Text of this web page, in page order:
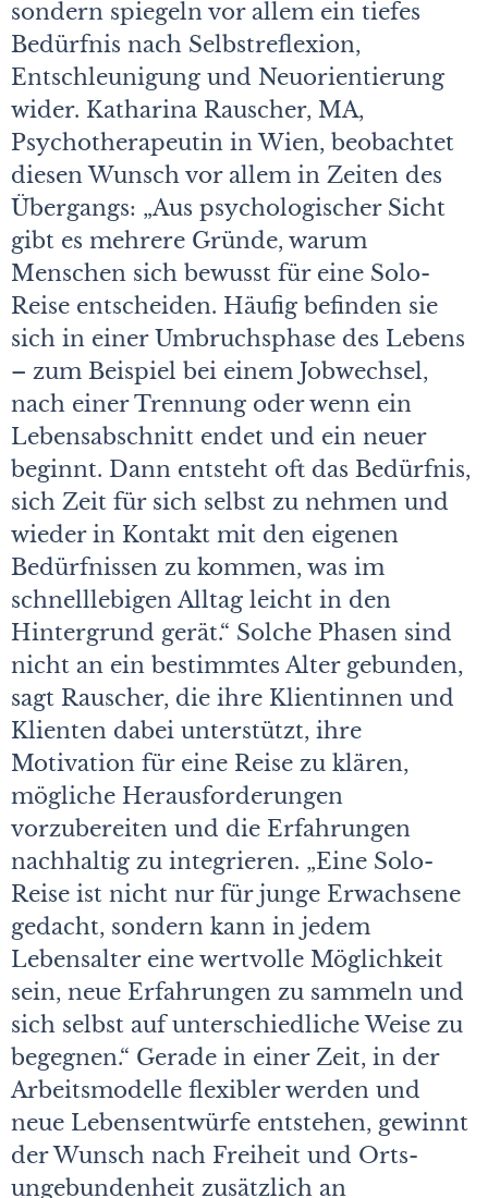
sondern spiegeln vor allem ein tiefes
Bedürfnis nach Selbstreflexion,
Entschleunigung und Neuorientierung
wider. Katharina Rauscher, MA,
Psychotherapeutin in Wien, beobachtet
diesen Wunsch vor allem in Zeiten des
Übergangs: „Aus psychologischer Sicht
gibt es mehrere Gründe, warum
Menschen sich bewusst für eine Solo-
Reise entscheiden. Häufig befinden sie
sich in einer Umbruchsphase des Lebens
– zum Beispiel bei einem Jobwechsel,
nach einer Trennung oder wenn ein
Lebensabschnitt endet und ein neuer
beginnt. Dann entsteht oft das Bedürfnis,
sich Zeit für sich selbst zu nehmen und
wieder in Kontakt mit den eigenen
Bedürfnissen zu kommen, was im
schnelllebigen Alltag leicht in den
Hintergrund gerät.“ Solche Phasen sind
nicht an ein bestimmtes Alter gebunden,
sagt Rauscher, die ihre Klientinnen und
Klienten dabei unterstützt, ihre
Motivation für eine Reise zu klären,
mögliche Herausforderungen
vorzubereiten und die Erfahrungen
nachhaltig zu integrieren. „Eine Solo-
Reise ist nicht nur für junge Erwachsene
gedacht, sondern kann in jedem
Lebensalter eine wertvolle Möglichkeit
sein, neue Erfahrungen zu sammeln und
sich selbst auf unterschiedliche Weise zu
begegnen.“ Gerade in einer Zeit, in der
Arbeitsmodelle flexibler werden und
neue Lebensentwürfe entstehen, gewinnt
der Wunsch nach Freiheit und Orts­
ungebundenheit zusätzlich an